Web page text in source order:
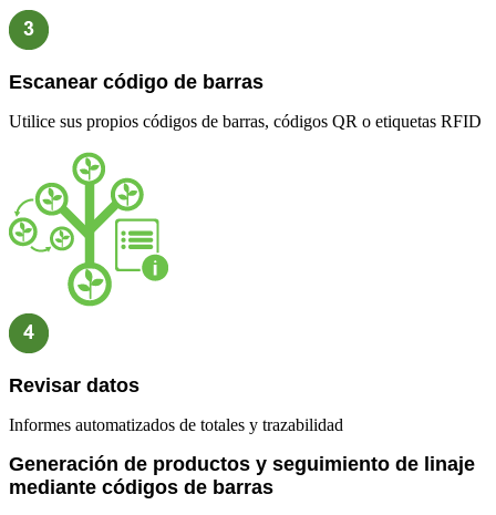
Escanear código de barras
Utilice sus propios códigos de barras, códigos QR o etiquetas RFID
Revisar datos
Informes automatizados de totales y trazabilidad
Generación de productos y seguimiento de linaje
mediante códigos de barras